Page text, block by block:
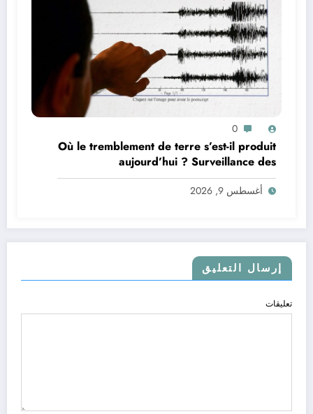
0
Où le tremblement de terre s’est-il produit
aujourd’hui ? Surveillance des
tremblements de terre dans le monde&
أغسطس 9, 2026
إرسال التعليق
تعليقات